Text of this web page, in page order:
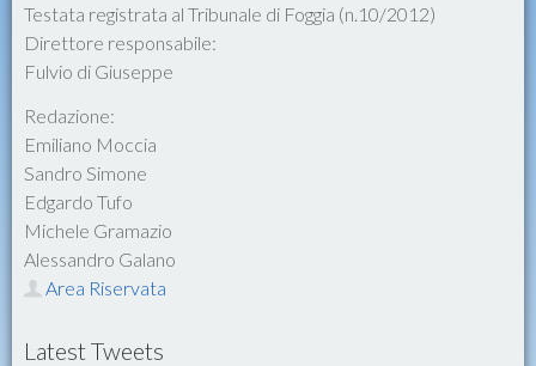
Testata registrata al Tribunale di Foggia (n.10/2012)
Direttore responsabile:
Fulvio di Giuseppe
Redazione:
Emiliano Moccia
Sandro Simone
Edgardo Tufo
Michele Gramazio
Alessandro Galano
Area Riservata
Latest Tweets